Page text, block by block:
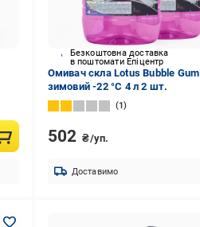
Безкоштовна доставка
в поштомати Епіцентр
Омивач скла Lotus Bubble Gum
зимовий -22 °C 4 л 2 шт.
1
502 ₴/уп.
Доставимо